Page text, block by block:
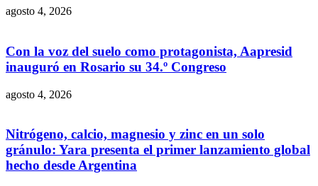
agosto 4, 2026
Con la voz del suelo como protagonista, Aapresid
inauguró en Rosario su 34.º Congreso
agosto 4, 2026
Nitrógeno, calcio, magnesio y zinc en un solo
gránulo: Yara presenta el primer lanzamiento global
hecho desde Argentina